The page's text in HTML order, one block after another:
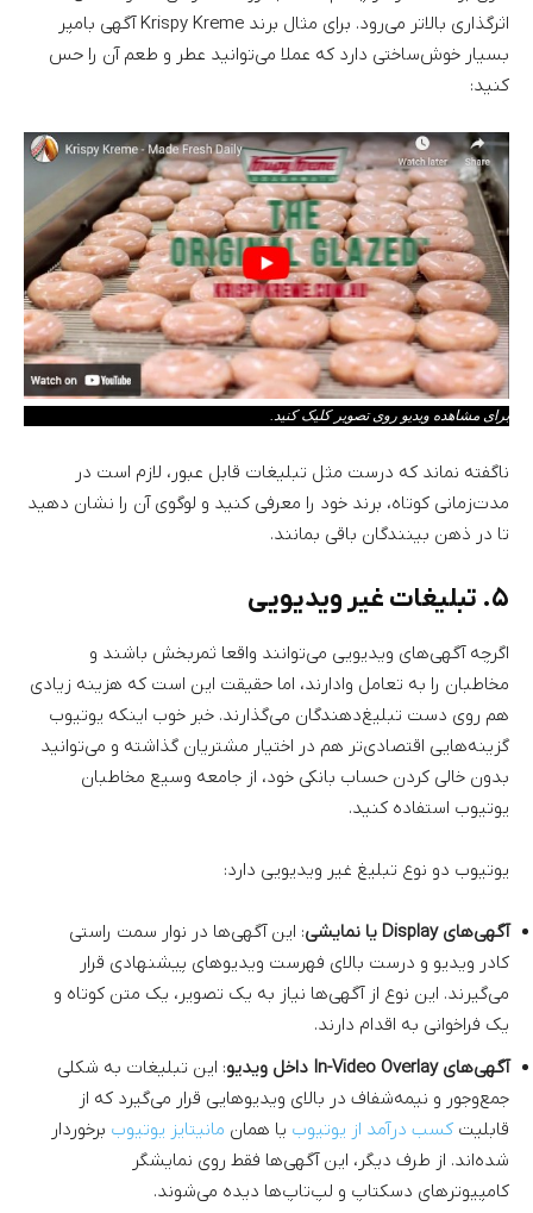
اثرگذاری بالاتر می‌رود. برای مثال برند Krispy Kreme آگهی بامپر
بسیار خوش‌ساختی دارد که عملا می‌توانید عطر و طعم آن را حس
کنید:
برای مشاهده ویدیو روی تصویر کلیک کنید.
ناگفته نماند که درست مثل تبلیغات قابل عبور، لازم است در
مدت‌زمانی کوتاه، برند خود را معرفی کنید و لوگوی آن را نشان دهید
تا در ذهن بینندگان باقی بمانند.
۵. تبلیغات غیر ویدیویی
اگرچه آگهی‌های ویدیویی می‌توانند واقعا ثمربخش باشند و
مخاطبان را به تعامل وادارند، اما حقیقت این است که هزینه‌ زیادی
هم روی دست تبلیغ‌دهندگان می‌گذارند. خبر خوب اینکه یوتیوب
گزینه‌هایی اقتصادی‌تر هم در اختیار مشتریان گذاشته و می‌توانید
بدون خالی کردن حساب بانکی خود، از جامعه وسیع مخاطبان
یوتیوب استفاده کنید.
یوتیوب دو نوع تبلیغ غیر ویدیویی دارد:
آگهی‌های Display یا نمایشی
: این آگهی‌ها در نوار سمت راستی
کادر ویدیو و درست بالای فهرست ویدیوهای پیشنهادی قرار
می‌گیرند. این نوع از آگهی‌ها نیاز به یک تصویر، یک متن کوتاه و
یک فراخوانی به اقدام دارند.
آگهی‌های In-Video Overlay داخل ویدیو
: این تبلیغات به شکلی
جمع‌وجور و نیمه‌شفاف در بالای ویدیوهایی قرار می‌گیرد که از
قابلیت کسب درآمد از یوتیوب یا همان مانیتایز یوتیوب برخوردار
شده‌اند. از طرف دیگر، این آگهی‌ها فقط روی نمایشگر
کامپیوترهای دسکتاپ و لپ‌تاپ‌ها دیده می‌شوند.